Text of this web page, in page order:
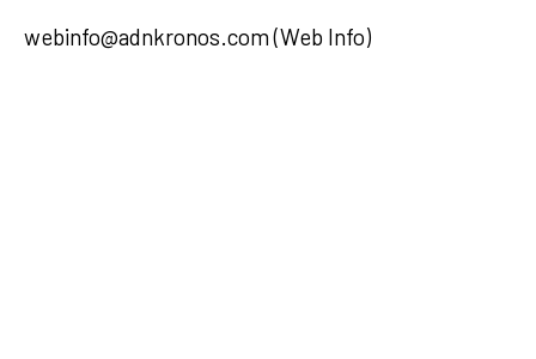
webinfo@adnkronos.com (Web Info)